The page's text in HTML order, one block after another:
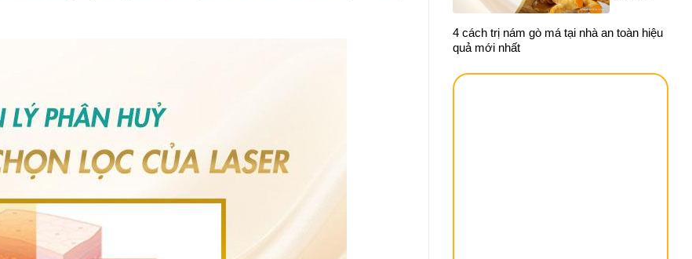
4 cách trị nám gò má tại nhà an toàn hiệu
quả mới nhất